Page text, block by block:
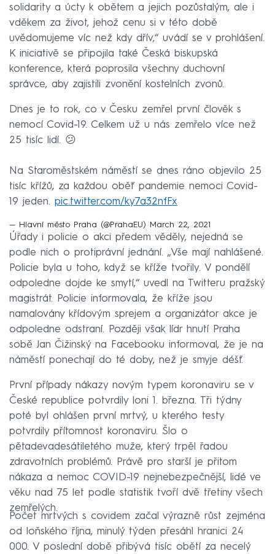
solidarity a úcty k obětem a jejich pozůstalým, ale i
vděkem za život, jehož cenu si v této době
uvědomujeme víc než kdy dřív,“ uvádí se v prohlášení.
K iniciativě se připojila také Česká biskupská
konference, která poprosila všechny duchovní
správce, aby zajistili zvonění kostelních zvonů.
Dnes je to rok, co v Česku zemřel první člověk s
nemocí Covid-19. Celkem už u nás zemřelo více než
25 tisíc lidí. 😕
Na Staroměstském náměstí se dnes ráno objevilo 25
tisíc křížů, za každou oběť pandemie nemoci Covid-
19 jeden. pic.twitter.com/ky7a32nfFx
— Hlavní město Praha (@PrahaEU) March 22, 2021
Úřady i policie o akci předem věděly, nejedná se
podle nich o protiprávní jednání. „Vše mají nahlášené.
Policie byla u toho, když se kříže tvořily. V pondělí
odpoledne dojde ke smytí,“ uvedl na Twitteru pražský
magistrát. Policie informovala, že kříže jsou
namalovány křídovým sprejem a organizátor akce je
odpoledne odstraní. Později však lídr hnutí Praha
sobě Jan Čižinský na Facebooku informoval, že je na
náměstí ponechají do té doby, než je smyje déšť.
První případy nákazy novým typem koronaviru se v
České republice potvrdily loni 1. března. Tři týdny
poté byl ohlášen první mrtvý, u kterého testy
potvrdily přítomnost koronaviru. Šlo o
pětadevadesátiletého muže, který trpěl řadou
zdravotních problémů. Právě pro starší je přitom
nákaza a nemoc COVID-19 nejnebezpečnější, lidé ve
věku nad 75 let podle statistik tvoří dvě třetiny všech
zemřelých.
Počet mrtvých s covidem začal výrazně růst zejména
od loňského října, minulý týden přesáhl hranici 24
000. V poslední době přibývá tisíc obětí za necelý